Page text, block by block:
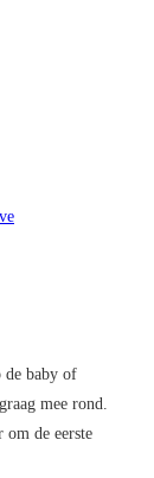
de baby of
mee rond.
om de eerste